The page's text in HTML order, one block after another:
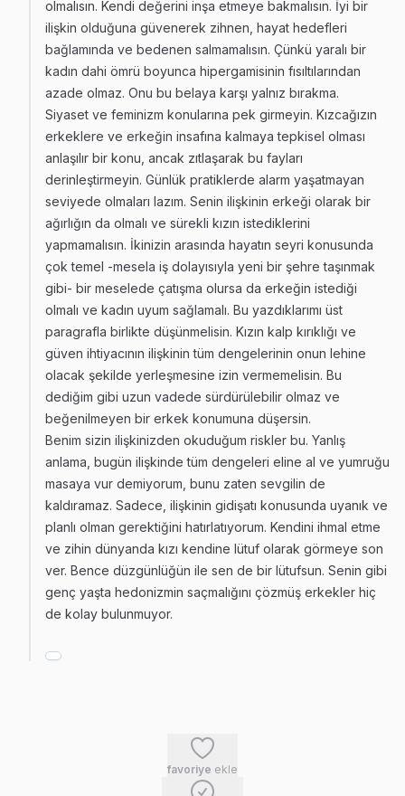
olmalısın. Kendi değerini inşa etmeye bakmalısın. İyi bir
ilişkin olduğuna güvenerek zihnen, hayat hedefleri
bağlamında ve bedenen salmamalısın. Çünkü yaralı bir
kadın dahi ömrü boyunca hipergamisinin fısıltılarından
azade olmaz. Onu bu belaya karşı yalnız bırakma.
Siyaset ve feminizm konularına pek girmeyin. Kızcağızın
erkeklere ve erkeğin insafına kalmaya tepkisel olması
anlaşılır bir konu, ancak zıtlaşarak bu fayları
derinleştirmeyin. Günlük pratiklerde alarm yaşatmayan
seviyede olmaları lazım. Senin ilişkinin erkeği olarak bir
ağırlığın da olmalı ve sürekli kızın istediklerini
yapmamalısın. İkinizin arasında hayatın seyri konusunda
çok temel -mesela iş dolayısıyla yeni bir şehre taşınmak
gibi- bir meselede çatışma olursa da erkeğin istediği
olmalı ve kadın uyum sağlamalı. Bu yazdıklarımı üst
paragrafla birlikte düşünmelisin. Kızın kalp kırıklığı ve
güven ihtiyacının ilişkinin tüm dengelerinin onun lehine
olacak şekilde yerleşmesine izin vermemelisin. Bu
dediğim gibi uzun vadede sürdürülebilir olmaz ve
beğenilmeyen bir erkek konumuna düşersin.
Benim sizin ilişkinizden okuduğum riskler bu. Yanlış
anlama, bugün ilişkinde tüm dengeleri eline al ve yumruğu
masaya vur demiyorum, bunu zaten sevgilin de
kaldıramaz. Sadece, ilişkinin gidişatı konusunda uyanık ve
planlı olman gerektiğini hatırlatıyorum. Kendini ihmal etme
ve zihin dünyanda kızı kendine lütuf olarak görmeye son
ver. Bence düzgünlüğün ile sen de bir lütufsun. Senin gibi
genç yaşta hedonizmin saçmalığını çözmüş erkekler hiç
de kolay bulunmuyor.
favoriye ekle